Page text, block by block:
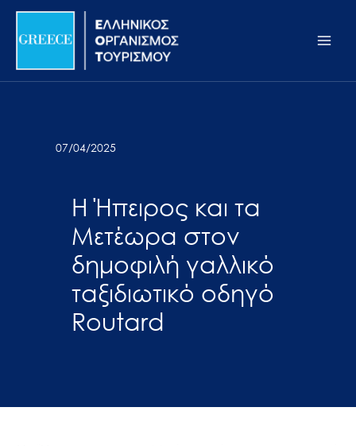
Σημείωση:
ιστότοπος
προσβασιμότητας.
Μετάβαση
περιεχόμενο
07/04/2025
Η Ήπειρος και τα
Μετέωρα στον
δημοφιλή γαλλικό
ταξιδιωτικό οδηγό
Routard